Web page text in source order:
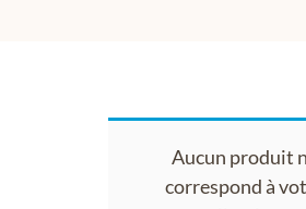
Aucun produit
correspond à